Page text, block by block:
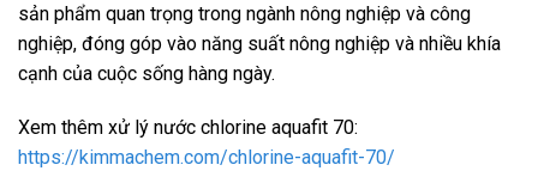
sản phẩm quan trọng trong ngành nông nghiệp và công
nghiệp, đóng góp vào năng suất nông nghiệp và nhiều khía
cạnh của cuộc sống hàng ngày.
Xem thêm xử lý nước chlorine aquafit 70:
https://kimmachem.com/chlorine-aquafit-70/